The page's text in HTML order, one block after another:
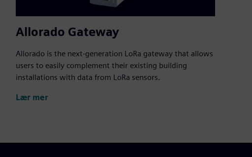
Allorado Gateway
Allorado is the next-generation LoRa gateway that allows
users to easily complement their existing building
installations with data from LoRa sensors.
Lær mer